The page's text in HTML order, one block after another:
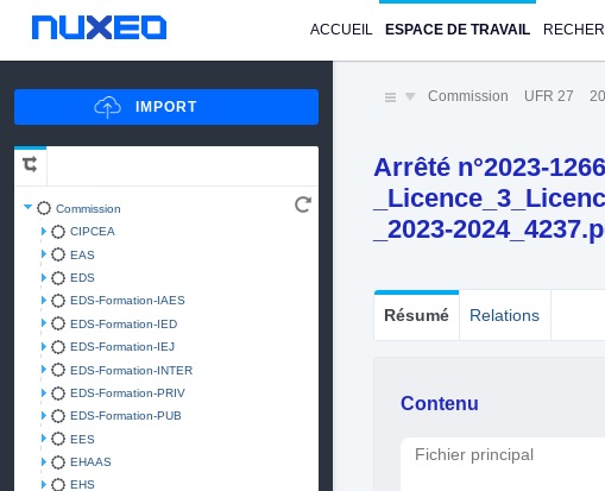
ACCUEIL ESPACE DE TRAVAIL
Commission
CIPCEA
EAS
EDS
EDS-Formation-IAES
EDS-Formation-IED
EDS-Formation-IEJ
EDS-Formation-INTER
EDS-Formation-PRIV
EDS-Formation-PUB
EES
EHAAS
EHS
Commission UFR 27
Arrêté n°2023-
_2023-
Résumé Relations
Contenu
Fichier principal